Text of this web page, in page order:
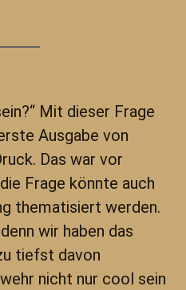
Mit dieser Frage
Ausgabe von
Das war vor
Frage könnte auch
thematisiert werden.
wir haben das
tiefst davon
nicht nur cool sein